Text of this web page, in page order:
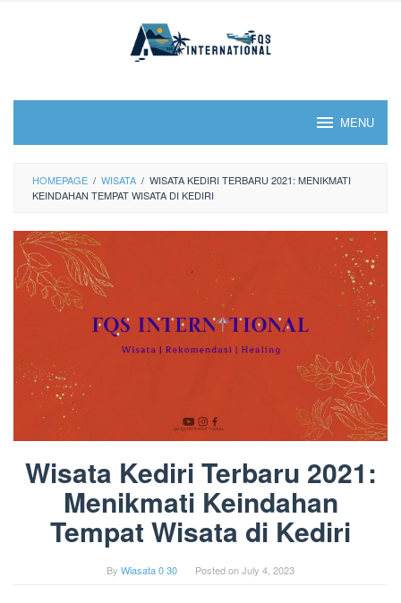
MENU
HOMEPAGE / WISATA / WISATA KEDIRI TERBARU 2021: MENIKMATI
KEINDAHAN TEMPAT WISATA DI KEDIRI
Wisata Kediri Terbaru 2021:
Menikmati Keindahan
Tempat Wisata di Kediri
By Wiasata 0 30 Posted onJuly 4, 2023